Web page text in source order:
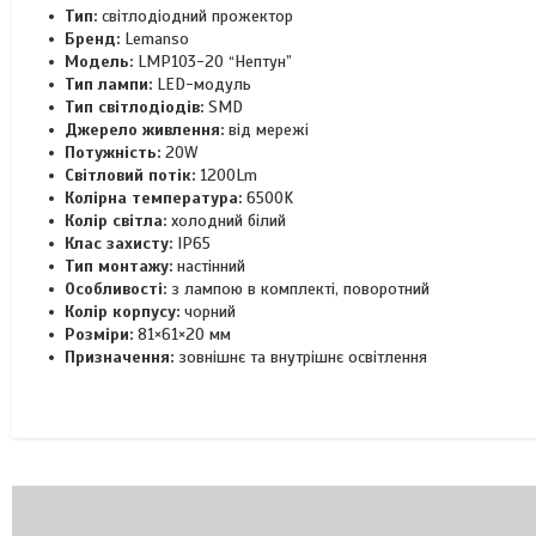
Тип: світлодіодний прожектор
Бренд: Lemanso
Модель: LMP103-20 “Нептун”
Тип лампи: LED-модуль
Тип світлодіодів: SMD
Джерело живлення: від мережі
Потужність: 20W
Світловий потік: 1200Lm
Колірна температура: 6500K
Колір світла: холодний білий
Клас захисту: IP65
Тип монтажу: настінний
Особливості: з лампою в комплекті, поворотний
Колір корпусу: чорний
Розміри: 81×61×20 мм
Призначення: зовнішнє та внутрішнє освітлення